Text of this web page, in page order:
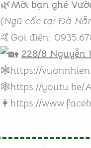
🌿Mời bạn ghé
(Ngũ cốc tại Đà
🤙Gọi điện:
228/8 Nguyễn
🕸️https://
🕸️https://youtu.be/
👩 https://